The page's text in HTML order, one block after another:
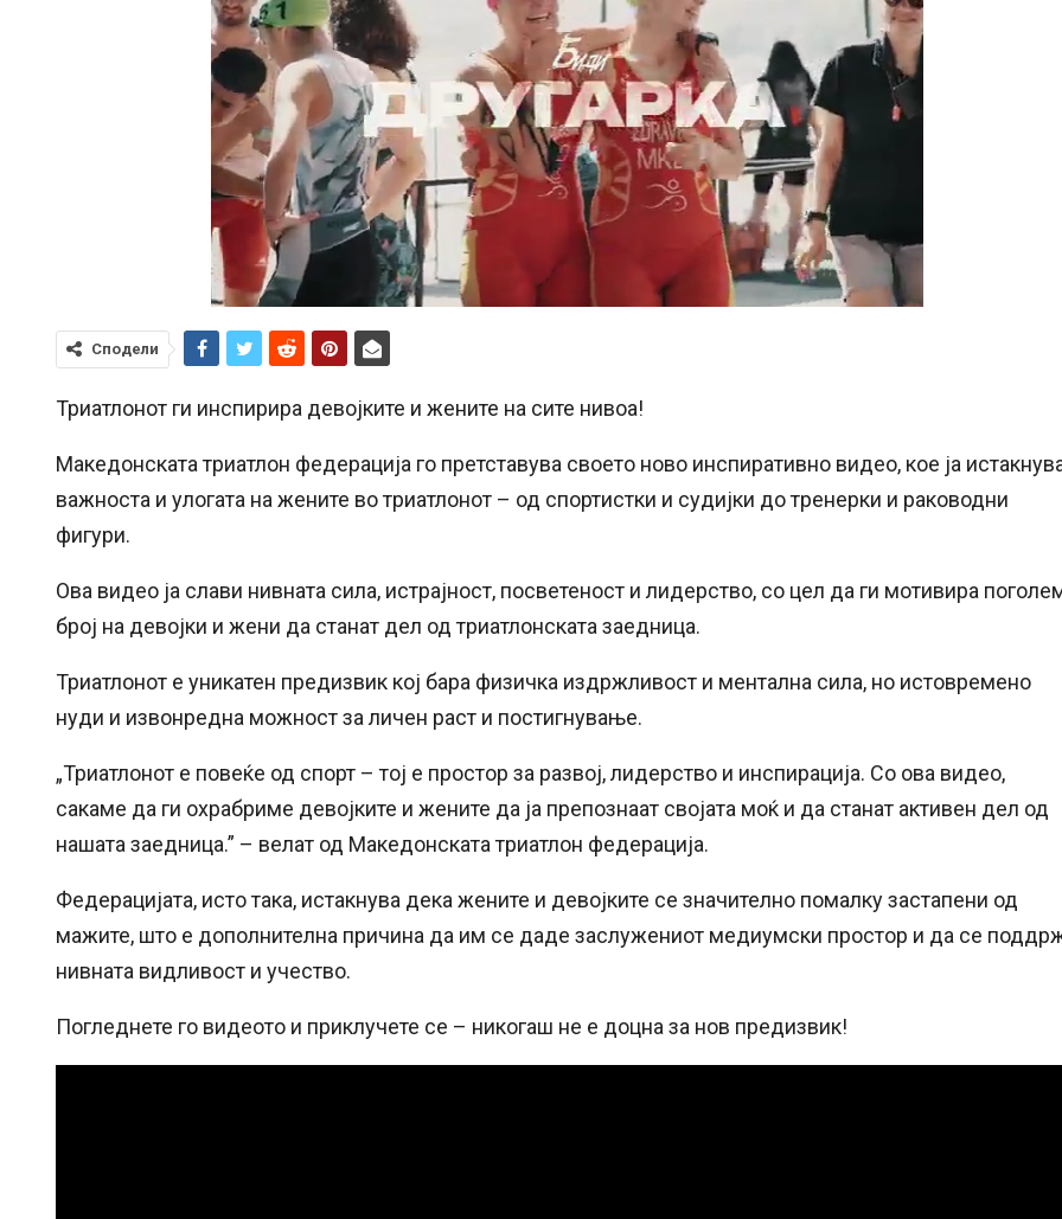
Сподели
Триатлонот ги инспирира девојките и жените на сите нивоа!
Македонската триатлон федерација го претставува своето ново инспиративно видео, кое ја
важноста и улогата на жените во триатлонот – од спортистки и судијки до тренерки и раководни
фигури.
Ова видео ја слави нивната сила, истрајност, посветеност и лидерство, со цел да ги мотивира
број на девојки и жени да станат дел од триатлонската заедница.
Триатлонот е уникатен предизвик кој бара физичка издржливост и ментална сила, но истовремено
нуди и извонредна можност за личен раст и постигнување.
„Триатлонот е повеќе од спорт – тој е простор за развој, лидерство и инспирација. Со ова видео,
сакаме да ги охрабриме девојките и жените да ја препознаат својата моќ и да станат активен дел од
нашата заедница.” – велат од Македонската триатлон федерација.
Федерацијата, исто така, истакнува дека жените и девојките се значително помалку застапени од
мажите, што е дополнителна причина да им се даде заслужениот медиумски простор и да се
нивната видливост и учество.
Погледнете го видеото и приклучете се – никогаш не е доцна за нов предизвик!